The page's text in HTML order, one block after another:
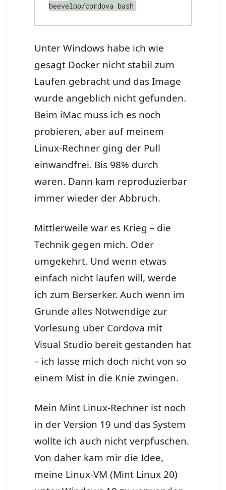
beevelop/cordova bash
Unter Windows habe ich wie
gesagt Docker nicht stabil zum
Laufen gebracht und das Image
wurde angeblich nicht gefunden.
Beim iMac muss ich es noch
probieren, aber auf meinem
Linux-Rechner ging der Pull
einwandfrei. Bis 98% durch
waren. Dann kam reproduzierbar
immer wieder der Abbruch.
Mittlerweile war es Krieg – die
Technik gegen mich. Oder
umgekehrt. Und wenn etwas
einfach nicht laufen will, werde
ich zum Berserker. Auch wenn im
Grunde alles Notwendige zur
Vorlesung über Cordova mit
Visual Studio bereit gestanden hat
– ich lasse mich doch nicht von so
einem Mist in die Knie zwingen.
Mein Mint Linux-Rechner ist noch
in der Version 19 und das System
wollte ich auch nicht verpfuschen.
Von daher kam mir die Idee,
meine Linux-VM (Mint Linux 20)